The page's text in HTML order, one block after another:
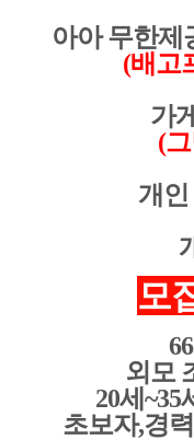
아아 무한제
(배고
가
(
개
모
외모
20세
초보자,경